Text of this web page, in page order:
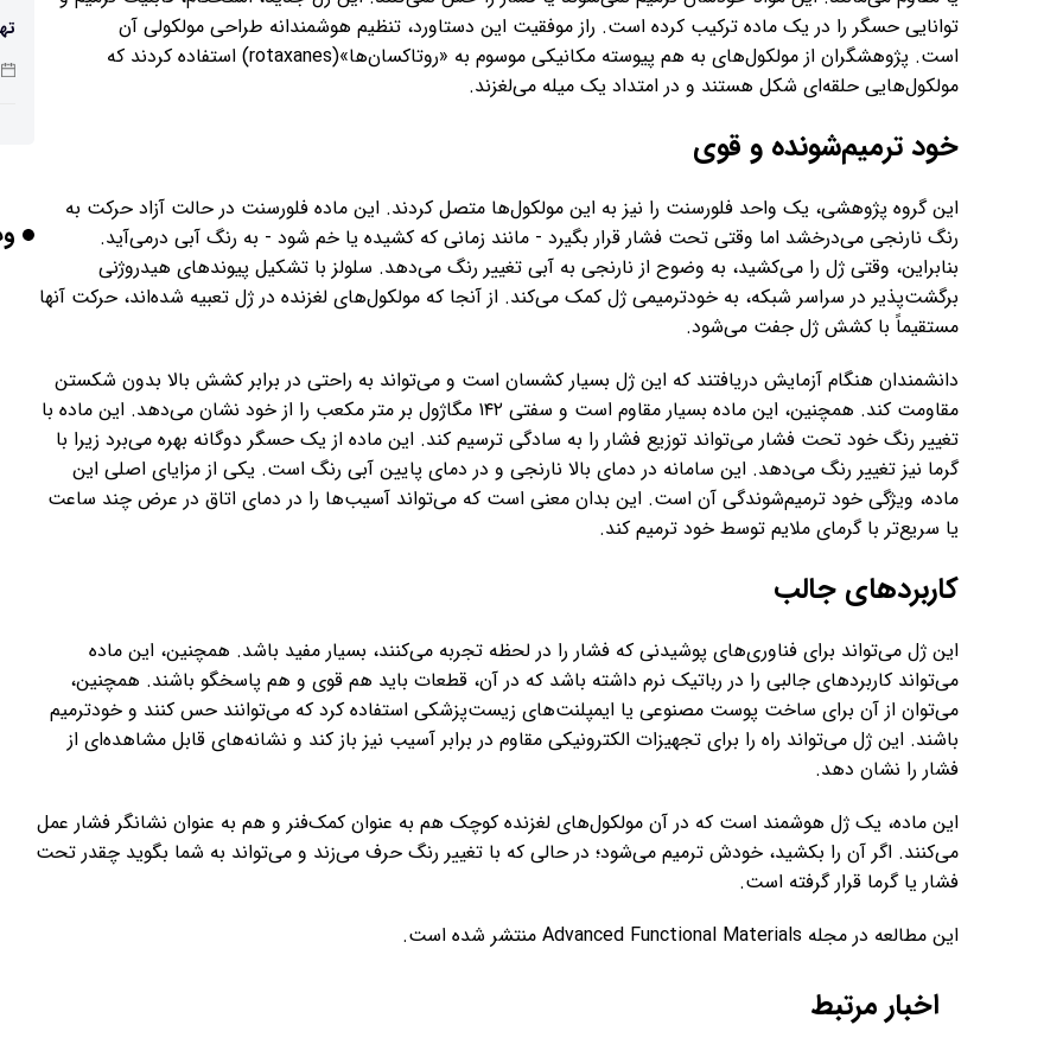
توانایی حسگر را در یک ماده ترکیب کرده است. راز موفقیت این دستاورد، تنظیم هوشمندانه طراحی مولکولی آن
است. پژوهشگران از مولکول‌های به هم پیوسته مکانیکی موسوم به «روتاکسان‌ها»(rotaxanes) استفاده کردند که
مولکول‌هایی حلقه‌ای شکل هستند و در امتداد یک میله می‌لغزند.
خود ترمیم‌شونده و قوی
این گروه پژوهشی، یک واحد فلورسنت را نیز به این مولکول‌ها متصل کردند. این ماده فلورسنت در حالت آزاد حرکت به
رنگ نارنجی می‌درخشد اما وقتی تحت فشار قرار بگیرد - مانند زمانی که کشیده یا خم شود - به رنگ آبی درمی‌آید.
بنابراین، وقتی ژل را می‌کشید، به وضوح از نارنجی به آبی تغییر رنگ می‌دهد. سلولز با تشکیل پیوندهای هیدروژنی
برگشت‌پذیر در سراسر شبکه، به خودترمیمی ژل کمک می‌کند. از آنجا که مولکول‌های لغزنده در ژل تعبیه شده‌اند، حرکت آنها
مستقیماً با کشش ژل جفت می‌شود.
دانشمندان هنگام آزمایش دریافتند که این ژل بسیار کشسان است و می‌تواند به راحتی در برابر کشش بالا بدون شکستن
مقاومت کند. همچنین، این ماده بسیار مقاوم است و سفتی ۱۴۲ مگاژول بر متر مکعب را از خود نشان می‌دهد. این ماده با
تغییر رنگ خود تحت فشار می‌تواند توزیع فشار را به سادگی ترسیم کند. این ماده از یک حسگر دوگانه بهره می‌برد زیرا با
گرما نیز تغییر رنگ می‌دهد. این سامانه در دمای بالا نارنجی و در دمای پایین آبی رنگ است. یکی از مزایای اصلی این
ماده، ویژگی خود ترمیم‌شوندگی آن است. این بدان معنی است که می‌تواند آسیب‌ها را در دمای اتاق در عرض چند ساعت
یا سریع‌تر با گرمای ملایم توسط خود ترمیم کند.
کاربردهای جالب
این ژل می‌تواند برای فناوری‌های پوشیدنی که فشار را در لحظه تجربه می‌کنند، بسیار مفید باشد. همچنین، این ماده
می‌تواند کاربردهای جالبی را در رباتیک نرم داشته باشد که در آن، قطعات باید هم قوی و هم پاسخگو باشند. همچنین،
می‌توان از آن برای ساخت پوست مصنوعی یا ایمپلنت‌های زیست‌پزشکی استفاده کرد که می‌توانند حس کنند و خودترمیم
باشند. این ژل می‌تواند راه را برای تجهیزات الکترونیکی مقاوم در برابر آسیب نیز باز کند و نشانه‌های قابل مشاهده‌ای از
فشار را نشان دهد.
این ماده، یک ژل هوشمند است که در آن مولکول‌های لغزنده کوچک هم به عنوان کمک‌فنر و هم به عنوان نشانگر فشار عمل
می‌کنند. اگر آن را بکشید، خودش ترمیم می‌شود؛ در حالی که با تغییر رنگ حرف می‌زند و می‌تواند به شما بگوید چقدر تحت
فشار یا گرما قرار گرفته است.
این مطالعه در مجله Advanced Functional Materials منتشر شده است.
اخبار مرتبط